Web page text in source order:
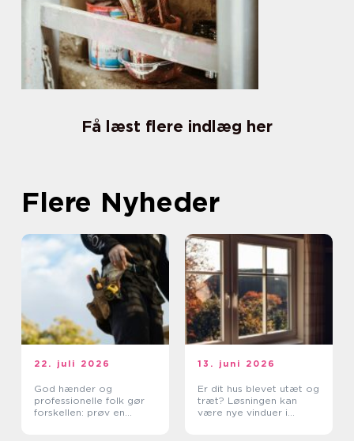
Få læst flere indlæg her
Flere Nyheder
22. juli 2026
God hænder og
professionelle folk gør
forskellen: prøv en
13. juni 2026
Er dit hus blevet utæt og
træt? Løsningen kan
være nye vinduer i